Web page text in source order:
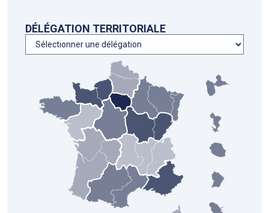
DÉLÉGATION TERRITORIALE